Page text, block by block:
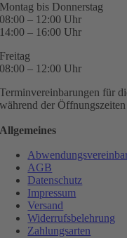
Montag bis Donnerstag
08:00 – 12:00 Uhr
14:00 – 16:00 Uhr
Freitag
08:00 – 12:00 Uhr
Terminvereinbarungen für
während der
Allgemeines
AGB
Datenschutz
Impressum
Versand
Widerrufsbelehrung
Zahlungsarten